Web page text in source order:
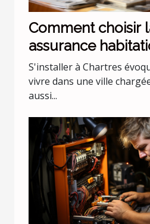
Comment choisir
assurance
?
S'installer à Chartres
vivre dans une ville
aussi...